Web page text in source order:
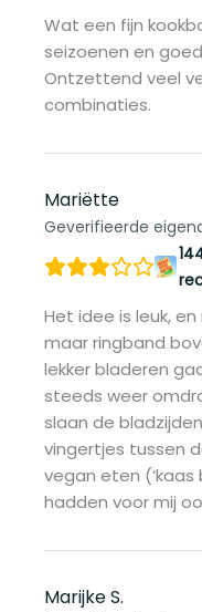
Wat een fijn
seizoenen en
Ontzettend veel
combinaties.
Mariëtte
Geverifieerde
Het idee is leuk,
maar ringband
lekker bladeren
steeds weer
slaan de
vingertjes tussen
vegan eten (‘kaas
hadden voor mij
Marijke S.